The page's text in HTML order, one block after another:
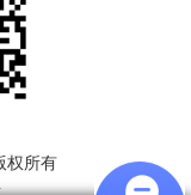
权所有